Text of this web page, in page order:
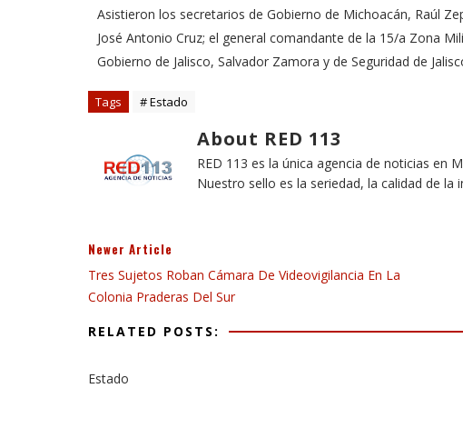
Asistieron los secretarios de Gobierno de Michoacán, Raúl
José Antonio Cruz; el general comandante de la 15/a Zona
Gobierno de Jalisco, Salvador Zamora y de Seguridad de
Tags # Estado
About RED 113
RED 113 es la única agencia de noticias en
Nuestro sello es la seriedad, la calidad de la
Newer Article
Tres Sujetos Roban Cámara De Videovigilancia En La
Colonia Praderas Del Sur
RELATED POSTS:
Estado